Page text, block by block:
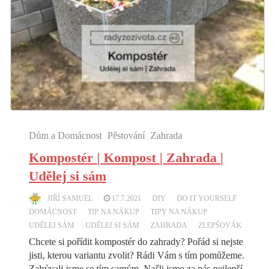
Dům a Domácnost Pěstování Zahrada
Kompostér | Kompost | Zahrada |
Udělej si sám
JIŘÍ SAMUEL 17.7.2021 DIY
DO IT YOURSELF
DOMÁCNOST
TIP NA NÁKUP
TIPY NA NÁKUP
UDĚLEJ SÁM
UDĚLEJ SI SÁM ZAHRADA ZLEPŠOVÁK
Chcete si pořídit kompostér do zahrady? Pořád si nejste
jisti, kterou variantu zvolit? Rádi Vám s tím pomůžeme.